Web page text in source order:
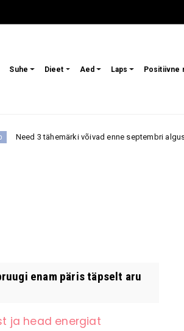
Suhe Dieet Aed Laps Positiivne
võivad enne septembri algust ligi tõmmata
enam päris täpselt aru
ja head energiat